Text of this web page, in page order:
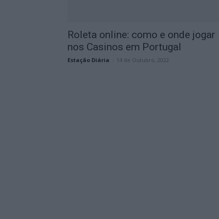
Roleta online: como e onde jogar
nos Casinos em Portugal
Estação Diária 14 de Outubro, 2022